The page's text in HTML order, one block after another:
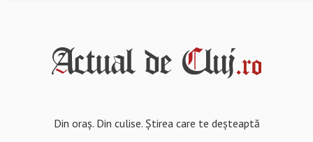
Din oraș. Din culise. Știrea care te deșteaptă